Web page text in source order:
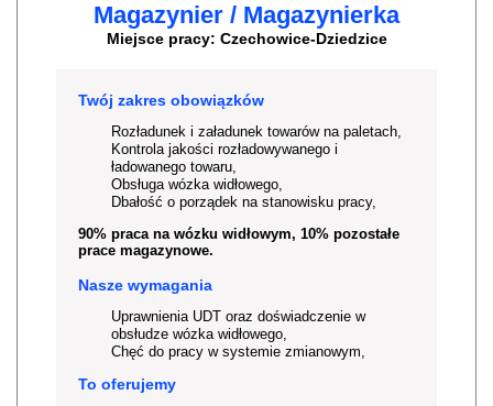
Magazynier / Magazynierka
Miejsce pracy: Czechowice-Dziedzice
Twój zakres obowiązków
Rozładunek i załadunek towarów na paletach,
Kontrola jakości rozładowywanego i
ładowanego towaru,
Obsługa wózka widłowego,
Dbałość o porządek na stanowisku pracy,
90% praca na wózku widłowym, 10% pozostałe
prace magazynowe.
Nasze wymagania
Uprawnienia UDT oraz doświadczenie w
obsłudze wózka widłowego,
Chęć do pracy w systemie zmianowym,
To oferujemy